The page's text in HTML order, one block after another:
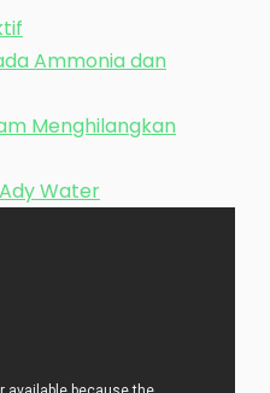
Ammonia dan
Menghilangkan
Water